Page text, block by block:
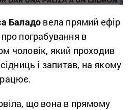
Баладо вела прямий ефір
пограбування в
чоловік, який проходив
і запитав, на якому
що вона в прямому